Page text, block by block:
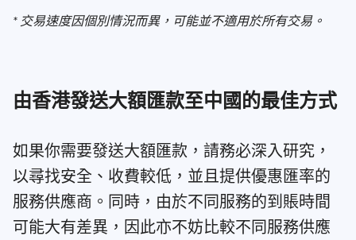
* 交易速度因個別情況而異，可能並不適用於所有交易。
由香港發送大額匯款至中國的最佳方式
如果你需要發送大額匯款，請務必深入研究，
以尋找安全、收費較低，並且提供優惠匯率的
服務供應商。同時，由於不同服務的到賬時間
可能大有差異，因此亦不妨比較不同服務供應